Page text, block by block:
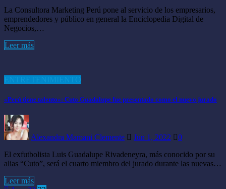
La Consultora Marketing Perú pone al servicio de los empresarios,
emprendedores y público en general la Enciclopedia Digital de
Negocios,…
Leer más
«Perú tiene talento»: Cuto Guadalupe fue presentado como el nuevo jurado
Alexandra Mamani Clemente Jun 1, 2022
0
El exfutbolista Luis Guadalupe Rivadeneyra, más conocido por su
alias “Cuto”, será el cuarto miembro del jurado durante las nuevas…
Leer más